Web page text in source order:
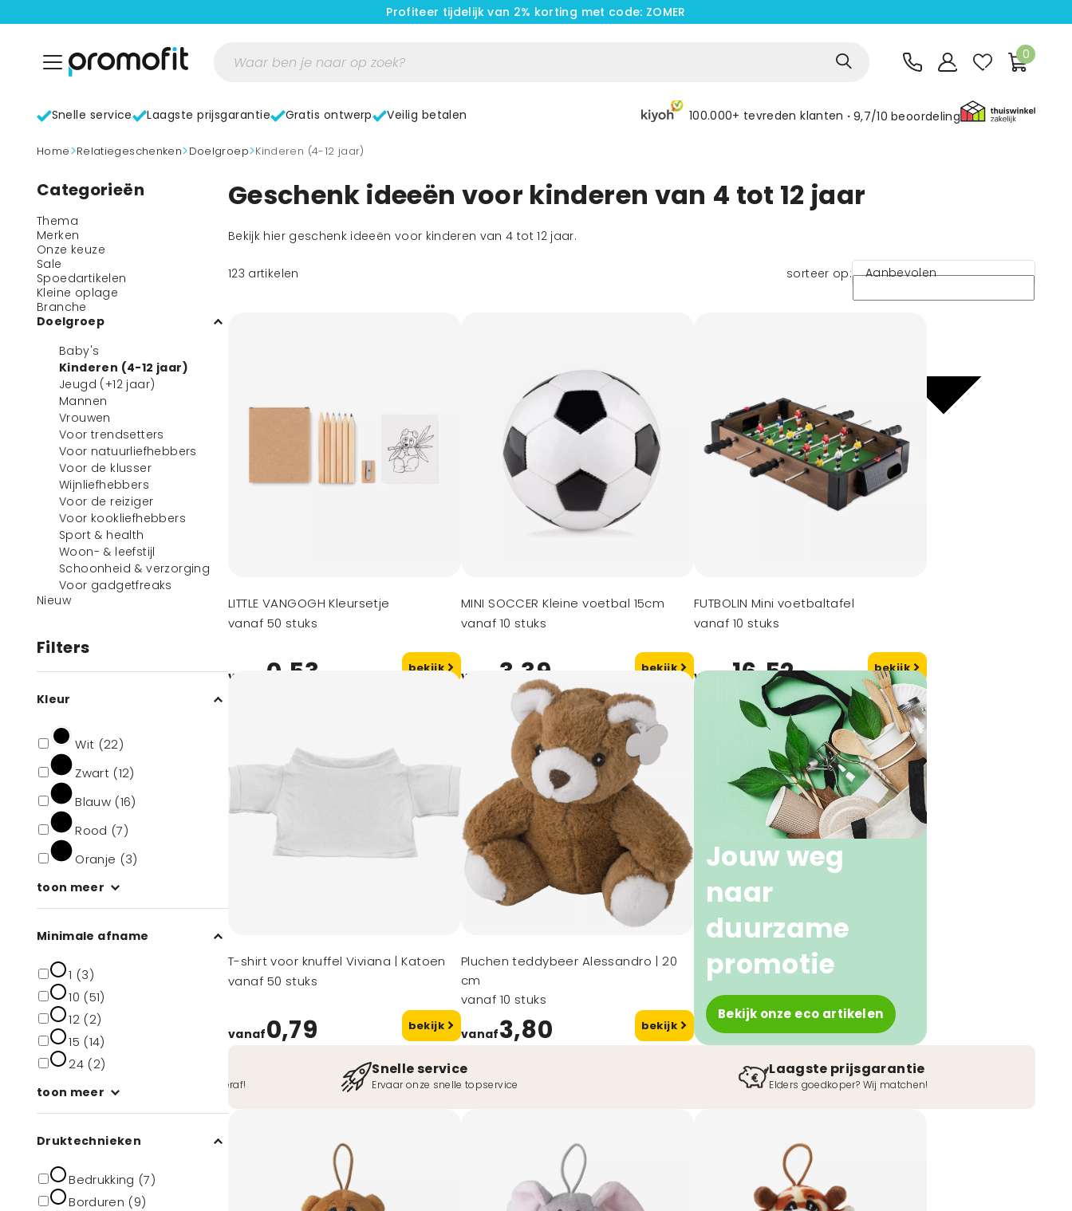
Profiteer tijdelijk van 2% korting met code: ZOMER
0
Snelle service Laagste prijsgarantie Gratis ontwerp Veilig betalen 100.000+ tevreden klanten 9,7/10 beoordeling
home> Relatiegeschenken> Doelgroep> Kinderen (4-12 jaar)
Categorieën
Thema
Merken
Onze keuze
Sale
Spoedartikelen
Kleine oplage
Branche
Doelgroep
Baby's
Kinderen (4-12 jaar)
Jeugd (+12 jaar)
Mannen
Vrouwen
Voor trendsetters
Voor natuurliefhebbers
Voor de klusser
Wijnliefhebbers
Voor de reiziger
Voor kookliefhebbers
Sport & health
Woon- & leefstijl
Schoonheid & verzorging
Voor gadgetfreaks
Nieuw
Filters
Kleur
Wit (22)
Zwart (12)
Blauw (16)
Rood (7)
Oranje (3)
toon meer
Minimale afname
1 (3)
10 (51)
12 (2)
15 (14)
24 (2)
toon meer
Druktechnieken
Bedrukking (7)
Borduren (9)
Geschenk ideeën voor kinderen van 4 tot 12 jaar
Bekijk hier geschenk ideeën voor kinderen van 4 tot 12 jaar.
123 artikelen sorteer op: Aanbevolen
LITTLE VANGOGH Kleursetje
vanaf 50 stuks
vanaf 0,53 bekijk
MINI SOCCER Kleine voetbal 15cm
vanaf 10 stuks
vanaf 3,39 bekijk
FUTBOLIN Mini voetbaltafel
vanaf 10 stuks
vanaf 16,52 bekijk
T-shirt voor knuffel Viviana | Katoen
vanaf 50 stuks
vanaf0,79 bekijk
Pluchen teddybeer Alessandro | 20
cm
vanaf 10 stuks
vanaf3,80 bekijk
Jouw weg
naar
duurzame
promotie
Bekijk onze eco artikelen
Snelle service
Ervaar onze snelle topservice
Laagste prijsgarantie
Elders goedkoper? Wij matchen!
Veilig betalen
O.a. iDeal, Bancontact, ook achteraf!